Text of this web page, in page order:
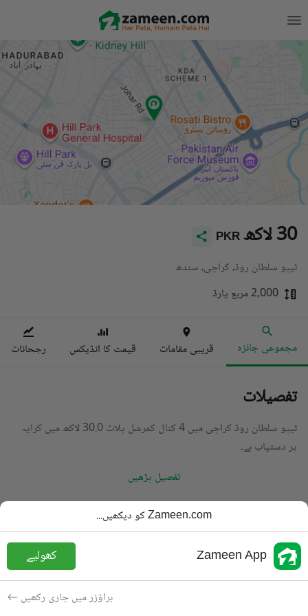
PKR 30 لاکھ
ٹیپو سلطان روڈ، کراچی، سندھ
2,000 مربع یارڈ
مجموعی جائزہ قریبی مقامات قیمت کا انڈیکس رجحانات
تفصیلات
ٹیپو سلطان روڈ کراچی میں 4 کنال کمرشل پلاٹ 30.0 لاکھ میں کرایہ
پر دستیاب ہے۔
تفصیل پڑھیں
کمرشل پلاٹ
قیمت
PKR
30 لاکھ
رقبہ
مقصد
کرایہ پر دستیاب
Zameen.com کو دیکھیں...
Zameen App کھولیے
براؤزر میں جاری رکھیں